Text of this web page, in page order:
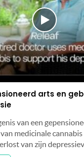
arts en
van een
medicinale
van zijn